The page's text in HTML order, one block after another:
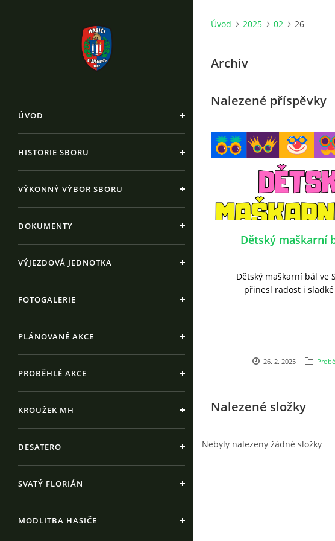
ÚVOD
HISTORIE SBORU
VÝKONNÝ VÝBOR SBORU
DOKUMENTY
VÝJEZDOVÁ JEDNOTKA
FOTOGALERIE
PLÁNOVANÉ AKCE
PROBĚHLÉ AKCE
KROUŽEK MH
DESATERO
SVATÝ FLORIÁN
MODLITBA HASIČE
Úvod 2025 02 26
Archiv
Nalezené příspěvky
Dětský maškarní
Dětský maškarní bál ve
přinesl radost i
26. 2. 2025
Nalezené složky
Nebyly nalezeny žádné složky